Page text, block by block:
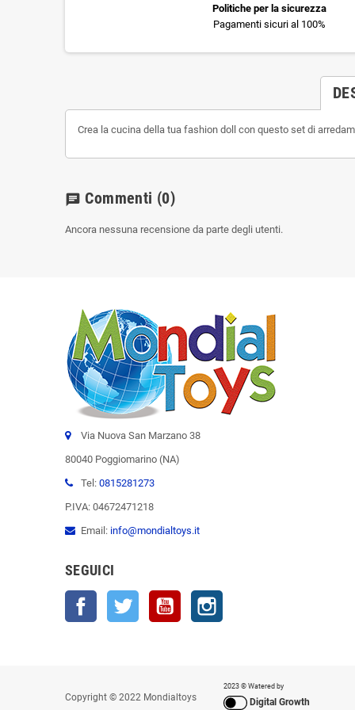
Politiche per la sicurezza
Pagamenti sicuri al 100%
Crea la cucina della tua fashion doll con questo set di
chat Commenti (0)
Ancora nessuna recensione da parte degli utenti.
Via Nuova San Marzano 38
80040 Poggiomarino (NA)
Tel: 0815281273
P.IVA: 04672471218
Email: info@mondialtoys.it
SEGUICI
Facebook Twitter YouTube
Copyright © 2022 Mondialtoys
2023 © Watered by
Digital Growth